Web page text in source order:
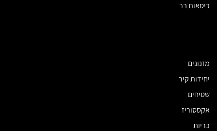
כיסאות בר
מזנונים
יחידות קיר
שטיחים
אקססוריז
כריות